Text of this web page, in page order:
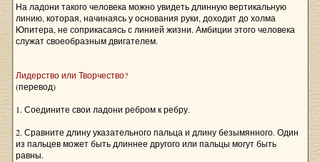
На ладони такого человека можно увидеть длинную вертикальную
линию, которая, начинаясь у основания руки, доходит до холма
Юпитера, не соприкасаясь с линией жизни. Амбиции этого человека
служат своеобразным двигателем.
Лидерство или Творчество?
(перевод)
1. Соедините свои ладони ребром к ребру.
2. Сравните длину указательного пальца и длину безымянного. Один
из пальцев может быть длиннее другого или пальцы могут быть
равны.